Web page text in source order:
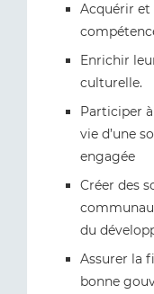
Acquérir et
Enrichir
culturelle.
Participer
vie d’une
engagée
Créer des
du
Assurer la
bonne